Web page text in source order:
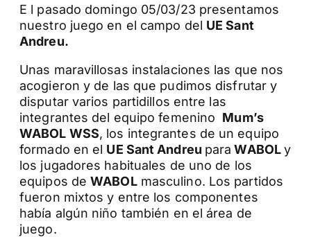
E l pasado domingo 05/03/23 presentamos
nuestro juego en el campo del UE Sant
Andreu.
Unas maravillosas instalaciones las que nos
acogieron y de las que pudimos disfrutar y
disputar varios partidillos entre las
integrantes del equipo femenino Mum’s
WABOL WSS, los integrantes de un equipo
formado en el UE Sant Andreu para WABOLy
los jugadores habituales de uno de los
equipos deWABOLmasculino. Los partidos
fueron mixtos y entre los componentes
había algún niño también en el área de
juego.